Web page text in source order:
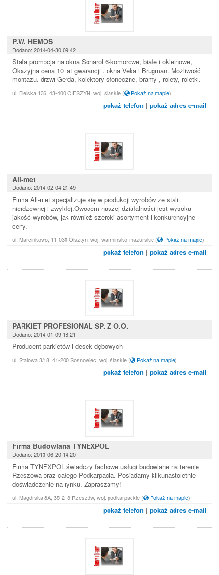
P.W. HEMOS
Dodano: 2014-04-30 09:42
Stała promocja na okna Sonarol 6-komorowe, białe i okleinowe,
Okazyjna cena 10 lat gwarancji . okna Veka i Brugman. Możliwość
montażu. drzwi Gerda, kolektory słoneczne, bramy , rolety, roletki.
ul. Bielska 136, 43-400 CIESZYN, woj. śląskie ( Pokaż na mapie)
pokaż telefon | pokaż adres e-mail
All-met
Dodano: 2014-02-04 21:49
Firma All-met specjalizuje się w produkcji wyrobów ze stali
nierdzewnej i zwykłej.Owocem naszej działalności jest wysoka
jakość wyrobów, jak również szeroki asortyment i konkurencyjne
ceny.
ul. Marcinkowo, 11-030 Olsztyn, woj. warmińsko-mazurskie ( Pokaż na mapie)
pokaż telefon | pokaż adres e-mail
PARKIET PROFESIONAL SP. Z O.O.
Dodano: 2014-01-09 18:21
Producent parkietów i desek dębowych
ul. Stalowa 3/18, 41-200 Sosnowiec, woj. śląskie ( Pokaż na mapie)
pokaż telefon | pokaż adres e-mail
Firma Budowlana TYNEXPOL
Dodano: 2013-06-20 14:20
Firma TYNEXPOL świadczy fachowe usługi budowlane na terenie
Rzeszowa oraz całego Podkarpacia. Posiadamy kilkunastoletnie
doświadczenie na rynku. Zapraszamy!
ul. Magórska 8A, 35-213 Rzeszów, woj. podkarpackie ( Pokaż na mapie)
pokaż telefon | pokaż adres e-mail